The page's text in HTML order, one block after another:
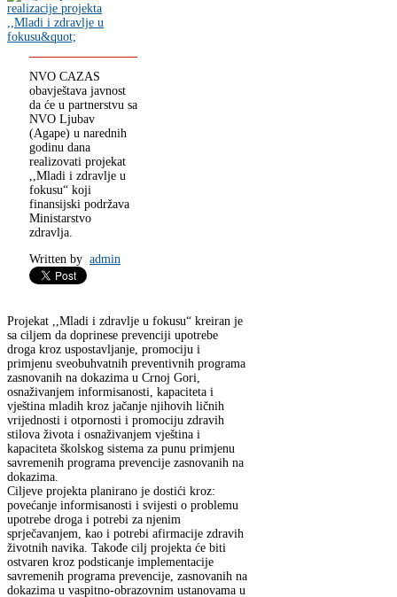
NVO CAZAS
obavještava javnost
da će u partnerstvu sa
NVO Ljubav
(Agape) u narednih
godinu dana
realizovati projekat
,,Mladi i zdravlje u
fokusu“ koji
finansijski podržava
Ministarstvo
zdravlja.
Written by admin
Projekat ,,Mladi i zdravlje u fokusu“ kreiran je
sa ciljem da doprinese prevenciji upotrebe
droga kroz uspostavljanje, promociju i
primjenu sveobuhvatnih preventivnih programa
zasnovanih na dokazima u Crnoj Gori,
osnaživanjem informisanosti, kapaciteta i
vještina mladih kroz jačanje njihovih ličnih
vrijednosti i otpornosti i promociju zdravih
stilova života i osnaživanjem vještina i
kapaciteta školskog sistema za punu primjenu
savremenih programa prevencije zasnovanih na
dokazima.
Ciljeve projekta planirano je dostići kroz:
povećanje informisanosti i svijesti o problemu
upotrebe droga i potrebi za njenim
sprječavanjem, kao i potrebi afirmacije zdravih
životnih navika. Takođe cilj projekta će biti
ostvaren kroz podsticanje implementacije
savremenih programa prevencije, zasnovanih na
dokazima u vaspitno-obrazovnim ustanovama u